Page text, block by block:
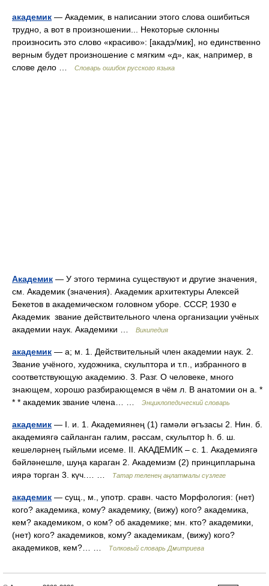
академик — Академик, в написании этого слова ошибиться
трудно, а вот в произношении... Некоторые склонны
произносить это слово «красиво»: [акадэ/мик], но единственно
верным будет произношение с мягким «д», как, например, в
слове дело …
Словарь ошибок русского языка
Академик — У этого термина существуют и другие значения,
см. Академик (значения). Академик архитектуры Алексей
Бекетов в академическом головном уборе. СССР, 1930 е
Академик звание действительного члена организации учёных
академии наук. Академики …
Википедия
академик — а; м. 1. Действительный член академии наук. 2.
Звание учёного, художника, скульптора и т.п., избранного в
соответствующую академию. 3. Разг. О человеке, много
знающем, хорошо разбирающемся в чём л. В анатомии он а. *
* * академик звание члена… …
Энциклопедический словарь
академик — I. и. 1. Академиянең (1) гамәли әгъзасы 2. Нин. б.
академиягә сайланган галим, рәссам, скульптор һ. б. ш.
кешеләрнең гыйльми исеме. II. АКАДЕМИК – с. 1. Академиягә
бәйләнешле, шуңа караган 2. Академизм (2) принципларына
иярә торган 3. күч.… …
Татар теленең аңлатмалы сүзлеге
академик — сущ., м., употр. сравн. часто Морфология: (нет)
кого? академика, кому? академику, (вижу) кого? академика,
кем? академиком, о ком? об академике; мн. кто? академики,
(нет) кого? академиков, кому? академикам, (вижу) кого?
академиков, кем?… …
Толковый словарь Дмитриева